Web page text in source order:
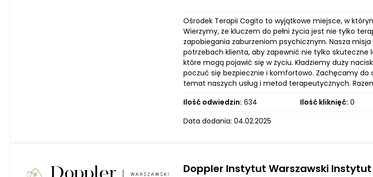
Ośrodek Terapii Cogito to wyjątkowe miejsce, w
Wierzymy, że kluczem do pełni życia jest nie tylko
zapobiegania zaburzeniom psychicznym. Nasza
potrzebach klienta, aby zapewnić nie tylko
które mogą pojawić się w życiu. Kładziemy duży
poczuć się bezpiecznie i komfortowo. Zachęcamy
temat naszych usług i metod terapeutycznych.
Ilość odwiedzin: 634 Ilość kliknięć: 0
Data dodania: 04.02.2025
Doppler Instytut Warszawski